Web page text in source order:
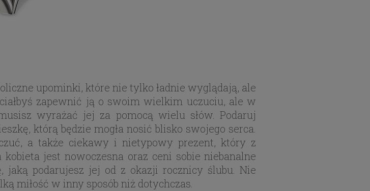
upominki, które nie tylko ładnie wyglądają, ale
zapewnić ją o swoim wielkim uczuciu, ale w
wyrażać jej za pomocą wielu słów. Podaruj
którą będzie mogła nosić blisko swojego serca.
a także ciekawy i nietypowy prezent, który z
jest nowoczesna oraz ceni sobie niebanalne
jaką podarujesz jej od z okazji rocznicy ślubu. Nie
miłość w inny sposób niż dotychczas.